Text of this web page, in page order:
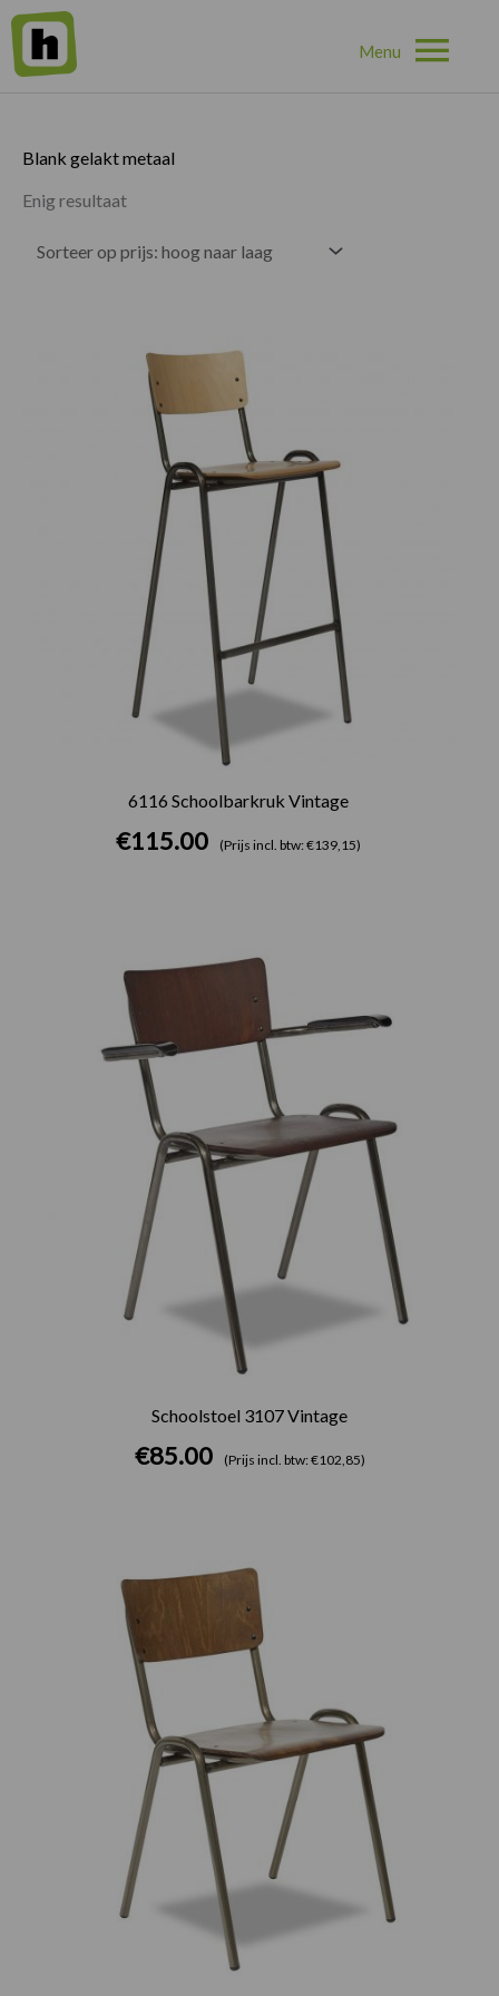
Home»
Blank gelakt metaal
Enig resultaat
6116 Schoolbarkruk Vintage
€115.00 (Prijs incl. btw: €139,15)
Schoolstoel 3107 Vintage
€85.00 (Prijs incl. btw: €102,85)